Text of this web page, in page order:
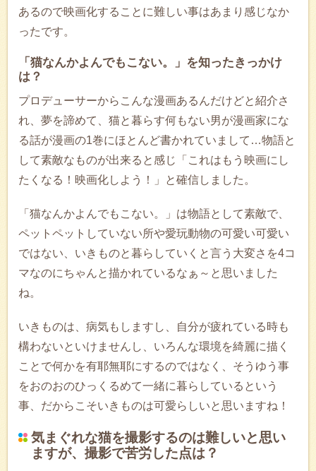
あるので映画化することに難しい事はあまり感じなか
ったです。
「猫なんかよんでもこない。」を知ったきっかけ
は？
プロデューサーからこんな漫画あるんだけどと紹介さ
れ、夢を諦めて、猫と暮らす何もない男が漫画家にな
る話が漫画の1巻にほとんど書かれていまして…物語と
して素敵なものが出来ると感じ「これはもう映画にし
たくなる！映画化しよう！」と確信しました。
「猫なんかよんでもこない。」は物語として素敵で、
ペットペットしていない所や愛玩動物の可愛い可愛い
ではない、いきものと暮らしていくと言う大変さを4コ
マなのにちゃんと描かれているなぁ～と思いました
ね。
いきものは、病気もしますし、自分が疲れている時も
構わないといけませんし、いろんな環境を綺麗に描く
ことで何かを有耶無耶にするのではなく、そうゆう事
をおのおのひっくるめて一緒に暮らしているという
事、だからこそいきものは可愛らしいと思いますね！
気まぐれな猫を撮影するのは難しいと思い
ますが、撮影で苦労した点は？